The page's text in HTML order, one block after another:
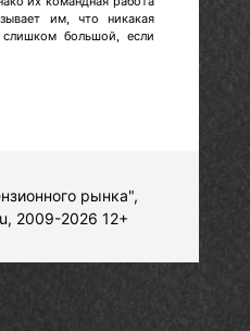
им, что никакая
слишком большой, если
рынка",
2009-2026 12+